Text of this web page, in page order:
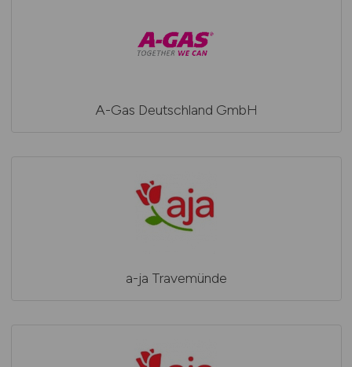
A-Gas Deutschland GmbH
a-ja Travemünde